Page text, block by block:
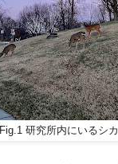
Fig.1 研究所内にいるシカ